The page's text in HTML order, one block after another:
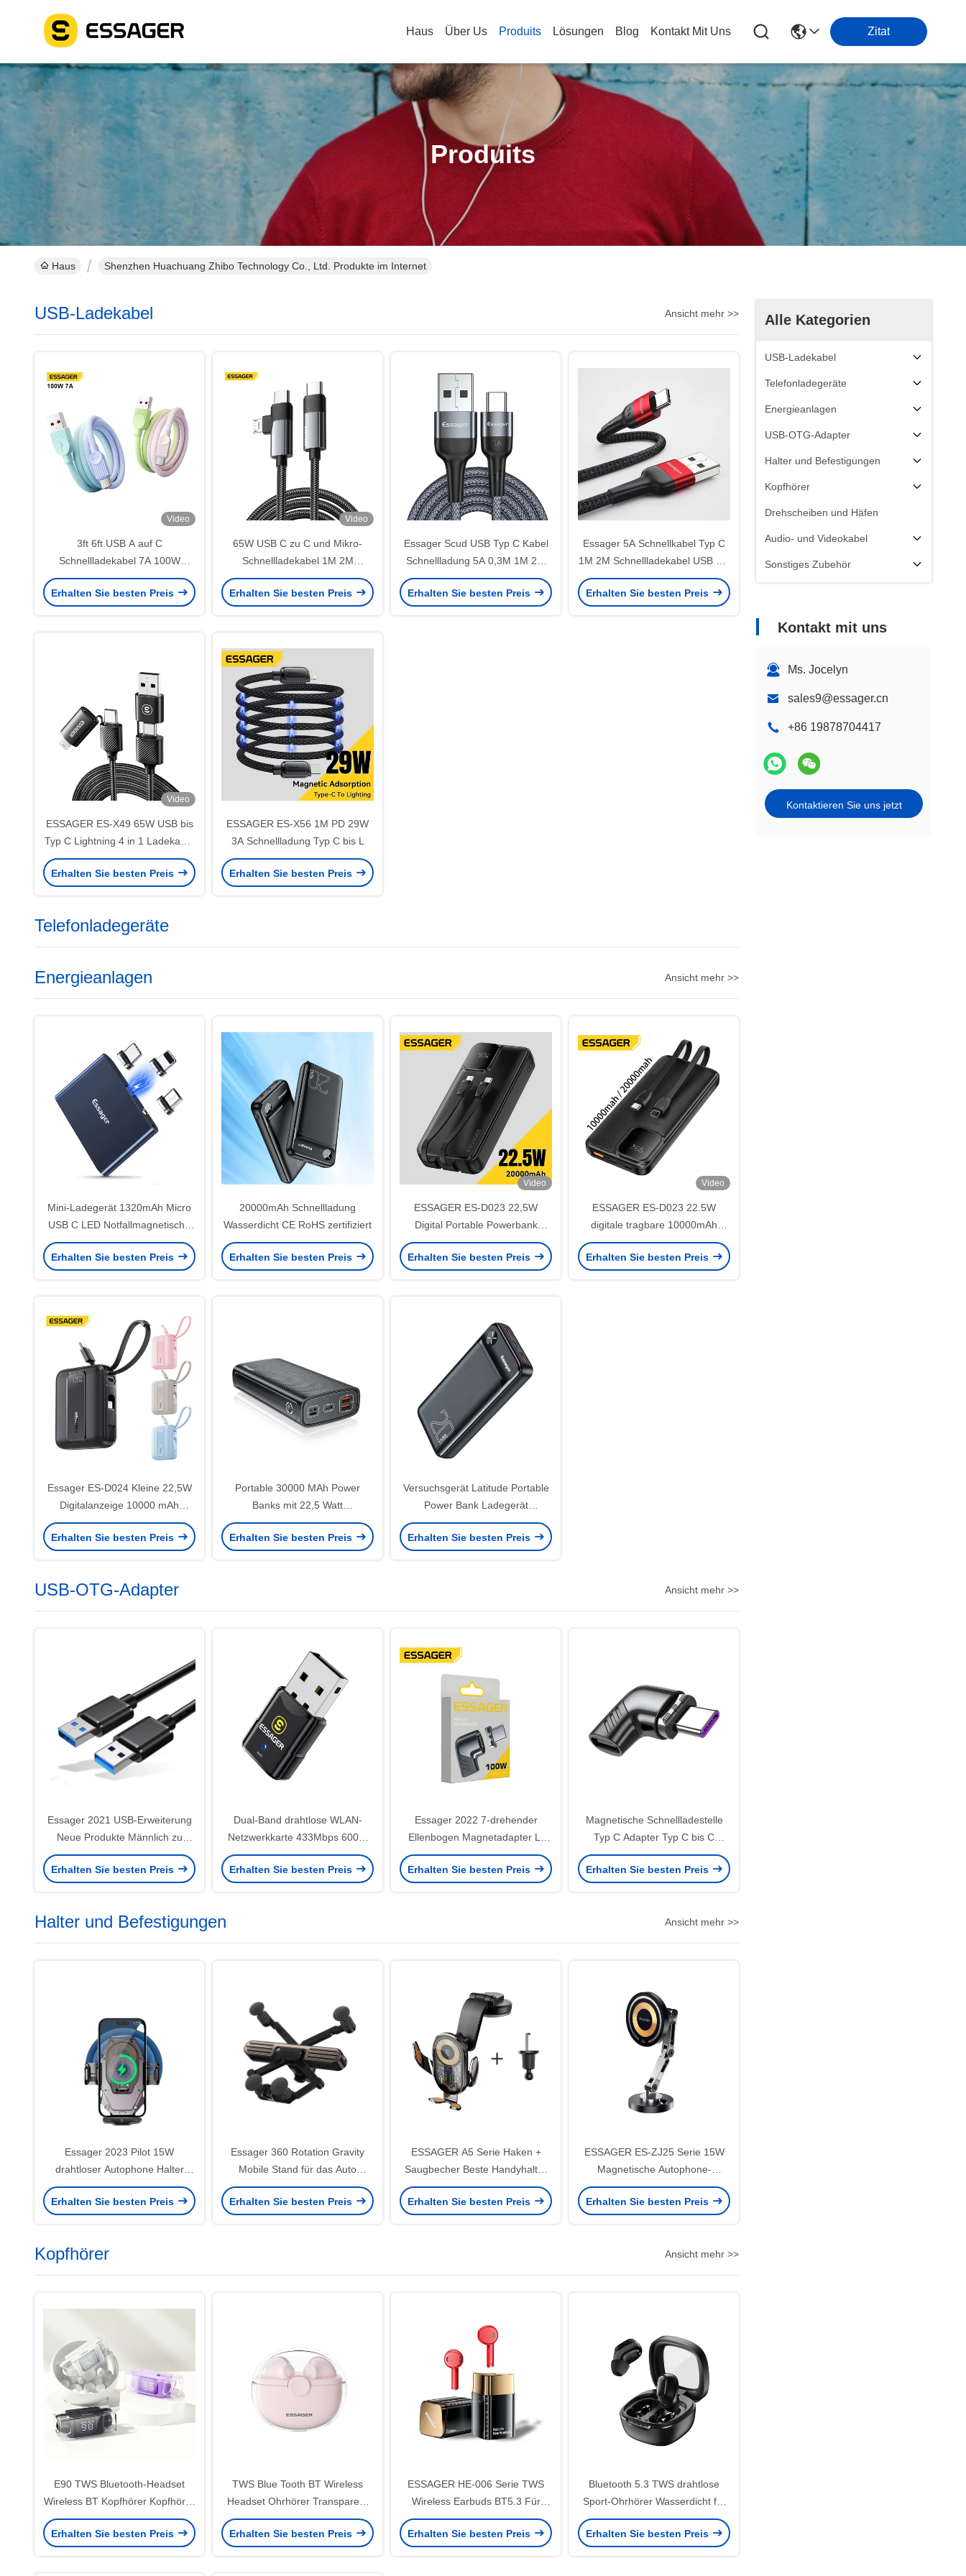
Haus Über Us Produits Lösungen Blog Kontakt Mit Uns Zitat
Produits
Haus Shenzhen Huachuang Zhibo Technology Co., Ltd. Produkte im Internet
Alle Kategorien
USB-Ladekabel
Telefonladegeräte
Energieanlagen
USB-OTG-Adapter
Halter und Befestigungen
Kopfhörer
Drehscheiben und Häfen
Audio- und Videokabel
Sonstiges Zubehör
Kontakt mit uns
Ms. Jocelyn
sales9@essager.cn
+86 19878704417
Kontaktieren Sie uns jetzt
USB-Ladekabel Ansicht mehr >>
Video
3ft 6ft USB A auf C
Schnellladekabel 7A 100W
Datenübertragung
Erhalten Sie besten Preis
Video
65W USB C zu C und Mikro-
Schnellladekabel 1M 2M
480Mbps Datenübertragung
Erhalten Sie besten Preis
Essager Scud USB Typ C Kabel
Schnellladung 5A 0,3M 1M 2M
für Geräte des Typs C
Erhalten Sie besten Preis
Essager 5A Schnellkabel Typ C
1M 2M Schnellladekabel USB 2.0
Datenübertragungskabel Typ C
Erhalten Sie besten Preis
Video
ESSAGER ES-X49 65W USB bis
Typ C Lightning 4 in 1 Ladekabel
für Telefon und Laptop
Erhalten Sie besten Preis
ESSAGER ES-X56 1M PD 29W
3A Schnellladung Typ C bis L
Erhalten Sie besten Preis
Telefonladegeräte
Energieanlagen Ansicht mehr >>
Mini-Ladegerät 1320mAh Micro
USB C LED Notfallmagnetische
Strombank
Erhalten Sie besten Preis
20000mAh Schnellladung
Wasserdicht CE RoHS zertifiziert
Erhalten Sie besten Preis
Video
ESSAGER ES-D023 22,5W
Digital Portable Powerbank
20000mAh mit Kabel
Erhalten Sie besten Preis
Video
ESSAGER ES-D023 22.5W
digitale tragbare 10000mAh
Powerbank mit Kabel
Erhalten Sie besten Preis
Essager ES-D024 Kleine 22,5W
Digitalanzeige 10000 mAh
Schnelllade-Powerbank mit
integriertem Kabel
Erhalten Sie besten Preis
Portable 30000 MAh Power
Banks mit 22,5 Watt
Schnellladung 3 Eingabe-
Ausgabe
Erhalten Sie besten Preis
Versuchsgerät Latitude Portable
Power Bank Ladegerät
20000mAh 3 Ausgang 2 Eingang
Erhalten Sie besten Preis
USB-OTG-Adapter Ansicht mehr >>
Essager 2021 USB-Erweiterung
Neue Produkte Männlich zu
Männlich Datenkabel USB3.0 für
Datenübertragung
Erhalten Sie besten Preis
Dual-Band drahtlose WLAN-
Netzwerkkarte 433Mbps 600M
für Laptop
Erhalten Sie besten Preis
Essager 2022 7-drehender
Ellenbogen Magnetadapter L-
förmiger Entwurf Schwarz Weiß
100W 5A
Erhalten Sie besten Preis
Magnetische Schnellladestelle
Typ C Adapter Typ C bis C
Adapter 100W
Erhalten Sie besten Preis
Halter und Befestigungen Ansicht mehr >>
Essager 2023 Pilot 15W
drahtloser Autophone Halter
Hochleistungs- 360-Frei-
Rotations-Fast-Wireless-
Erhalten Sie besten Preis
Essager 360 Rotation Gravity
Mobile Stand für das Auto
Einfache Bedienung Stabiler
Autostand
Erhalten Sie besten Preis
ESSAGER A5 Serie Haken +
Saugbecher Beste Handyhalter
für Auto Mount
Erhalten Sie besten Preis
ESSAGER ES-ZJ25 Serie 15W
Magnetische Autophone-
Halterung
Erhalten Sie besten Preis
Kopfhörer Ansicht mehr >>
E90 TWS Bluetooth-Headset
Wireless BT Kopfhörer Kopfhörer
für Android-App-
Wiedergabegeräte
Erhalten Sie besten Preis
TWS Blue Tooth BT Wireless
Headset Ohrhörer Transparent
35mAh 300mAh Für IP Android
Erhalten Sie besten Preis
ESSAGER HE-006 Serie TWS
Wireless Earbuds BT5.3 Für
Android
Erhalten Sie besten Preis
Bluetooth 5.3 TWS drahtlose
Sport-Ohrhörer Wasserdicht für
das Training
Erhalten Sie besten Preis